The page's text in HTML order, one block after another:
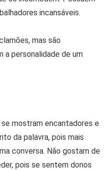
incansáveis.
mas são
a personalidade de um
mostram encantadores e
da palavra, pois mais
conversa. Não gostam de
pois se sentem donos